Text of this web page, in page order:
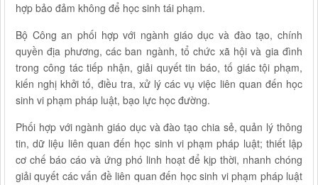
hợp bảo đảm không để học sinh tái phạm.
Bộ Công an phối hợp với ngành giáo dục và đào tạo, chính
quyền địa phương, các ban ngành, tổ chức xã hội và gia đình
trong công tác tiếp nhận, giải quyết tin báo, tố giác tội phạm,
kiến nghị khởi tố, điều tra, xử lý các vụ việc liên quan đến học
sinh vi phạm pháp luật, bạo lực học đường.
Phối hợp với ngành giáo dục và đào tạo chia sẻ, quản lý thông
tin, dữ liệu liên quan đến học sinh vi phạm pháp luật; thiết lập
cơ chế báo cáo và ứng phó linh hoạt để kịp thời, nhanh chóng
giải quyết các vấn đề liên quan đến học sinh vi phạm pháp luật